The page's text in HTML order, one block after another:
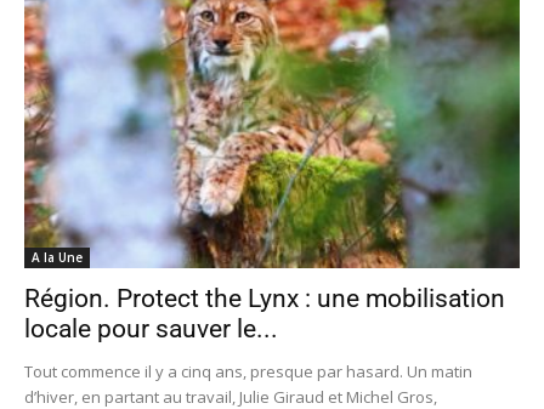
A la Une
Région. Protect the Lynx : une mobilisation
locale pour sauver le...
Tout commence il y a cinq ans, presque par hasard. Un matin
d’hiver, en partant au travail, Julie Giraud et Michel Gros,